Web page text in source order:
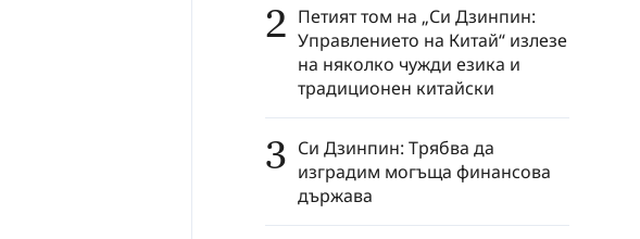
2 Петият том на „Си Дзинпин:
Управлението на Китай“ излезе
на няколко чужди езика и
традиционен китайски
3 Си Дзинпин: Трябва да
изградим могъща финансова
държава